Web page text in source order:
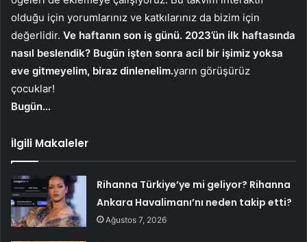
olduğu için yorumlarınız ve katkılarınız da bizim için
değerlidir. Ve haftanın son iş günü. 2023’ün ilk haftasında
nasıl beslendik? Bugün işten sonra acil bir işimiz yoksa
eve gitmeyelim, biraz dinlenelim.yarın görüşürüz
çocuklar!
Bugün…
İlgili Makaleler
Rihanna Türkiye’ye mi geliyor? Rihanna
Ankara Havalimanı’nı neden takip etti?
Ağustos 7, 2026